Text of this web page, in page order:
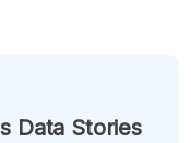
Data Stories